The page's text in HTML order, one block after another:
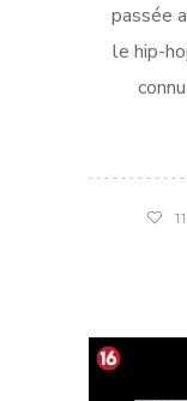
passée
le hip-
11